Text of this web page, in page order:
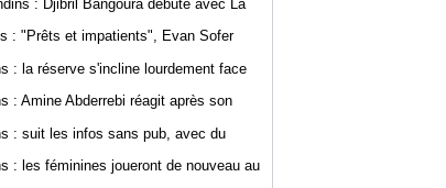
: Djibril Bangoura débute avec La
: "Prêts et impatients", Evan Sofer
: la réserve s'incline lourdement face
: Amine Abderrebi réagit après son
: suit les infos sans pub, avec du
: les féminines joueront de nouveau au